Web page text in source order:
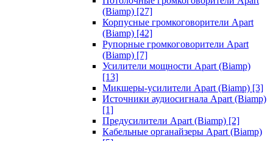
(Biamp) [27]
Корпусные громкоговорители Apart
(Biamp) [42]
Рупорные громкоговорители Apart
(Biamp) [7]
Усилители мощности Apart (Biamp)
[13]
Микшеры-усилители Apart (Biamp) [3]
Источники аудиосигнала Apart (Biamp)
[1]
Предусилители Apart (Biamp) [2]
Кабельные органайзеры Apart (Biamp)